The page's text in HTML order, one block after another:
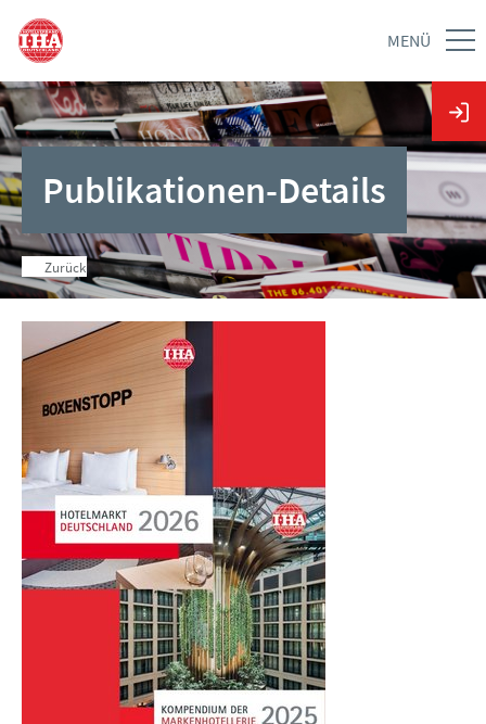
MENÜ
Publikationen-Details
Zurück